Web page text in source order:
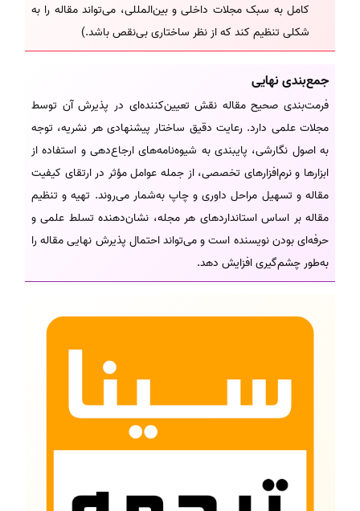
کامل به سبک مجلات داخلی و بین‌المللی، می‌تواند مقاله را به
شکلی تنظیم کند که از نظر ساختاری بی‌نقص باشد.)
جمع‌بندی نهایی
فرمت‌بندی صحیح مقاله نقش تعیین‌کننده‌ای در پذیرش آن توسط
مجلات علمی دارد. رعایت دقیق ساختار پیشنهادی هر نشریه، توجه
به اصول نگارشی، پایبندی به شیوه‌نامه‌های ارجاع‌دهی و استفاده از
ابزارها و نرم‌افزارهای تخصصی، از جمله عوامل مؤثر در ارتقای کیفیت
مقاله و تسهیل مراحل داوری و چاپ به‌شمار می‌روند. تهیه و تنظیم
مقاله بر اساس استانداردهای هر مجله، نشان‌دهنده تسلط علمی و
حرفه‌ای بودن نویسنده است و می‌تواند احتمال پذیرش نهایی مقاله را
به‌طور چشم‌گیری افزایش دهد.